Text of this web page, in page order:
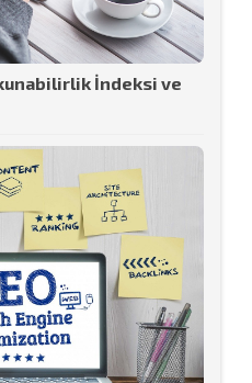
İndeksi ve